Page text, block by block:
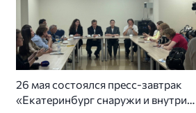
26 мая состоялся пресс-завтрак
«Екатеринбург снаружи и внутри»,